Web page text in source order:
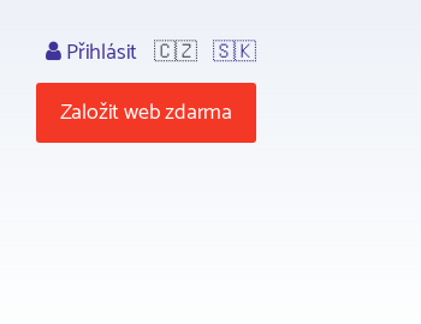
Přihlásit 🇨🇿 🇸🇰
Založit web zdarma